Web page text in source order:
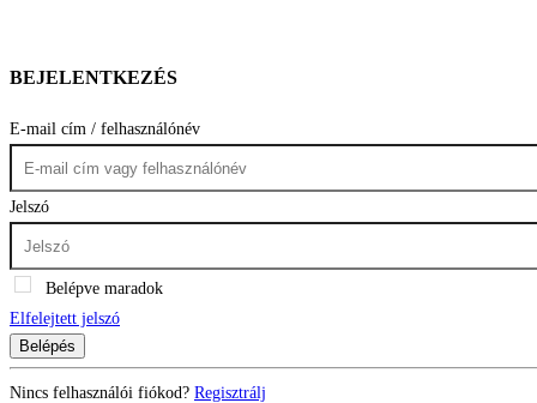
BEJELENTKEZÉS
E-mail cím / felhasználónév
Jelszó
Belépve maradok
Elfelejtett jelszó
Belépés
Nincs felhasználói fiókod? Regisztrálj